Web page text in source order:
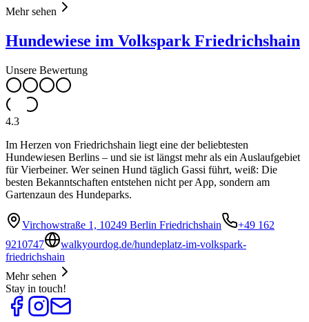
Mehr sehen
Hundewiese im Volkspark Friedrichshain
Unsere Bewertung
4.3
Im Herzen von Friedrichshain liegt eine der beliebtesten
Hundewiesen Berlins – und sie ist längst mehr als ein Auslaufgebiet
für Vierbeiner. Wer seinen Hund täglich Gassi führt, weiß: Die
besten Bekanntschaften entstehen nicht per App, sondern am
Gartenzaun des Hundeparks.
Virchowstraße 1, 10249 Berlin Friedrichshain
+49 162
9210747
walkyourdog.de/hundeplatz-im-volkspark-
friedrichshain
Mehr sehen
Stay in touch!